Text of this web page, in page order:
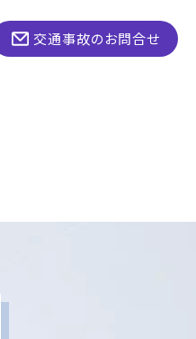
交通事故のお問合せ